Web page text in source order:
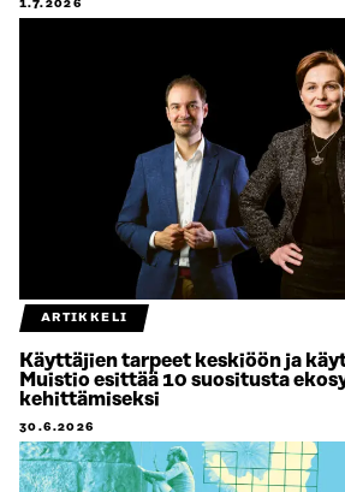
1.7.2026
ARTIKKELI
Käyttäjien tarpeet keskiöön ja
Muistio esittää 10 suositusta
kehittämiseksi
30.6.2026